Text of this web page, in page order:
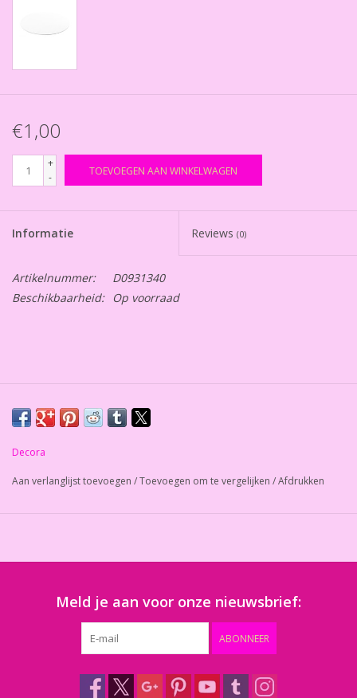
€1,00
+
-
TOEVOEGEN AAN WINKELWAGEN
Informatie Reviews (0)
Artikelnummer:
D0931340
Beschikbaarheid:
Op voorraad
Decora
Aan verlanglijst toevoegen /Toevoegen om te vergelijken /Afdrukken
Meld je aan voor onze nieuwsbrief:
ABONNEER